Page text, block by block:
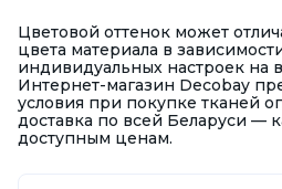
Цветовой оттенок может
цвета материала в
индивидуальных настроек на
Интернет-магазин Decobay
условия при покупке тканей
доставка по всей Беларуси —
доступным ценам.